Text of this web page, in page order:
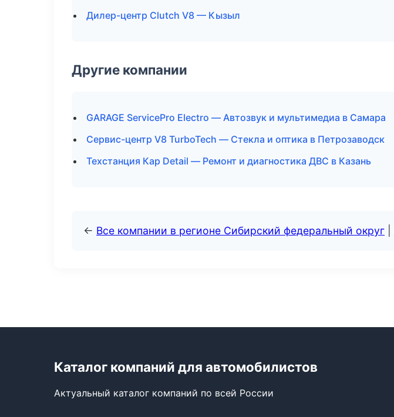
Дилер-центр Clutch V8 — Кызыл
Другие компании
GARAGE ServicePro Electro — Автозвук и мультимедиа в Самара
Сервис-центр V8 TurboTech — Стекла и оптика в Петрозаводск
Техстанция Кар Detail — Ремонт и диагностика ДВС в Казань
← Все компании в регионе Сибирский федеральный округ
Каталог компаний для автомобилистов
Актуальный каталог компаний по всей России